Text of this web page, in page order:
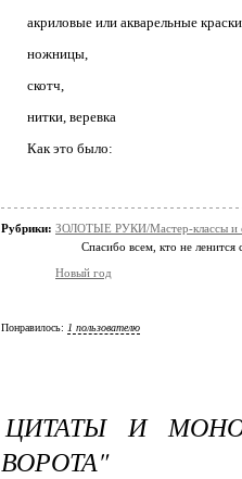
акриловые или акварельные
ножницы,
скотч,
нитки, веревка
Как это было:
Рубрики: ЗОЛОТЫЕ РУКИ/Мастер-классы и
Спасибо всем, кто не
Новый год
Понравилось: 1 пользователю
ЦИТАТЫ И
ВОРОТА"